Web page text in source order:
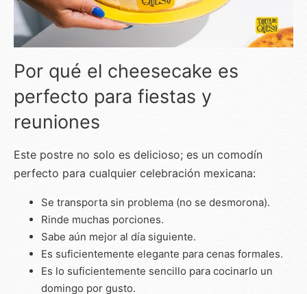
Por qué el cheesecake es
perfecto para fiestas y
reuniones
Este postre no solo es delicioso; es un comodín
perfecto para cualquier celebración mexicana:
Se transporta sin problema (no se desmorona).
Rinde muchas porciones.
Sabe aún mejor al día siguiente.
Es suficientemente elegante para cenas formales.
Es lo suficientemente sencillo para cocinarlo un
domingo por gusto.